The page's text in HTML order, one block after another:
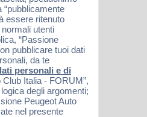
essere ritenuto
utenti
“Passione
pubblicare tuoi dati
da te
personali e di
Italia - FORUM”,
degli argomenti;
Peugeot Auto
nel presente